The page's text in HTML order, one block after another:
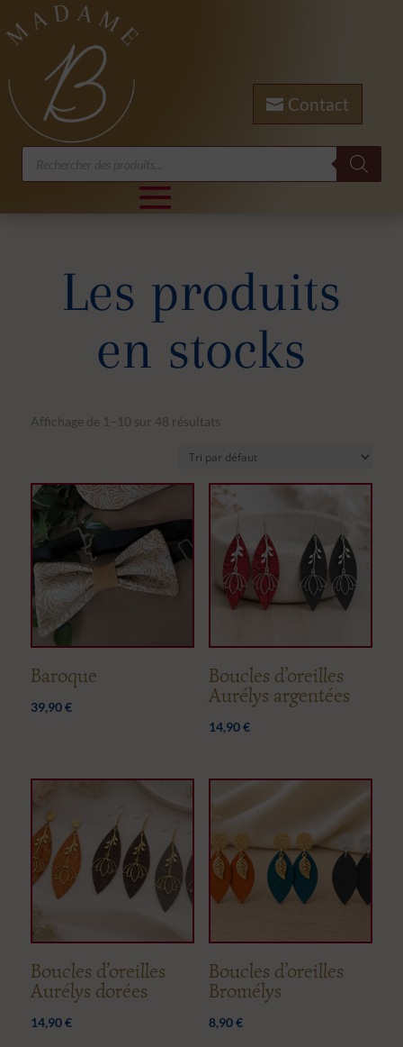
Contact
Recherche
produits
Les produits
en stocks
Affichage de 1–10 sur 48 résultats
Baroque
39,90€
Boucles d’oreilles
Aurélys argentées
14,90€
Boucles d’oreilles
Aurélys dorées
14,90€
Boucles d’oreilles
Bromélys
8,90€